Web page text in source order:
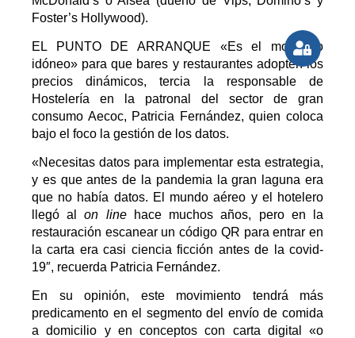
Foster’s Hollywood).
EL PUNTO DE ARRANQUE «Es el momento
idóneo» para que bares y restaurantes adopten los
precios dinámicos, tercia la responsable de
Hostelería en la patronal del sector de gran
consumo Aecoc, Patricia Fernández, quien coloca
bajo el foco la gestión de los datos.
«Necesitas datos para implementar esta estrategia,
y es que antes de la pandemia la gran laguna era
que no había datos. El mundo aéreo y el hotelero
llegó alon linehace muchos años, pero en la
restauración escanear un código QR para entrar en
la carta era casi ciencia ficción antes de la covid-
19″, recuerda Patricia Fernández.
En su opinión, este movimiento tendrá más
predicamento en el segmento del envío de comida
a domicilio y en conceptos con carta digital «o